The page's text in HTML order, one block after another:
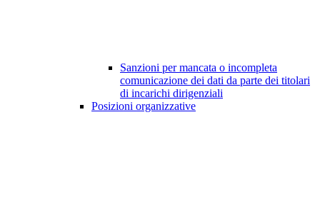
Sanzioni per mancata o incompleta
comunicazione dei dati da parte dei titolari
di incarichi dirigenziali
Posizioni organizzative